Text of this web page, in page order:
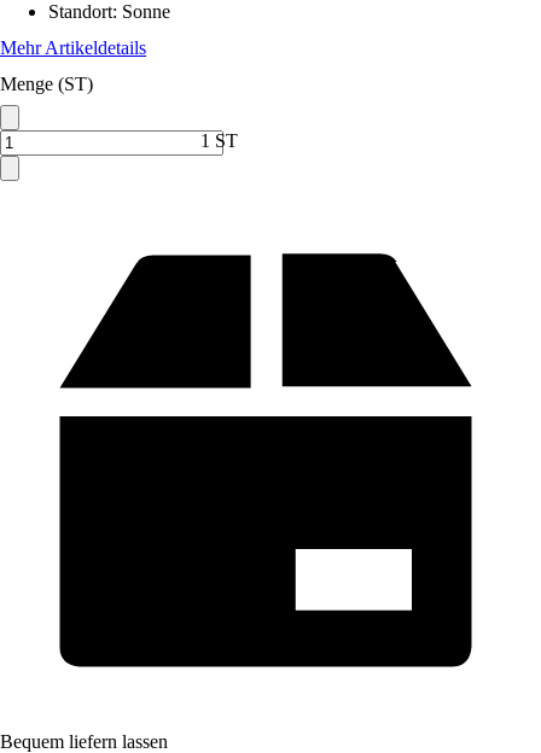
Standort: Sonne
Mehr Artikeldetails
Menge (ST)
1 ST
Bequem liefern lassen